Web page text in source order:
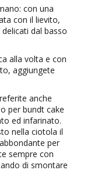
con una
con il lievito,
dal basso
alla volta e con
aggiungete
anche
per bundt cake
ed infarinato.
nella ciotola il
per
sempre con
di smontare